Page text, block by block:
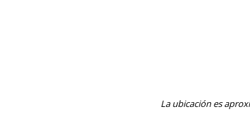
La ubicación es